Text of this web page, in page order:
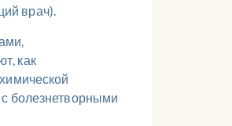
врач).
как
с болезнетворными